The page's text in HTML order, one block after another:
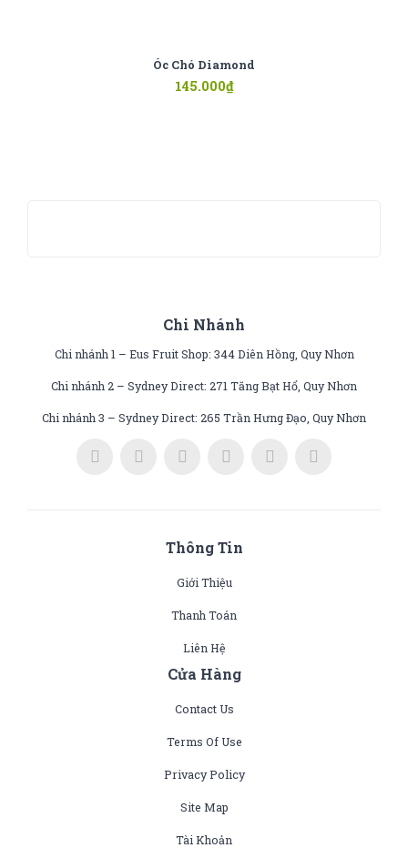
Óc Chó Diamond
145.000₫
Chi Nhánh
Chi nhánh 1 – Eus Fruit Shop: 344 Diên Hồng, Quy Nhơn
Chi nhánh 2 – Sydney Direct: 271 Tăng Bạt Hổ, Quy Nhơn
Chi nhánh 3 – Sydney Direct: 265 Trần Hưng Đạo, Quy Nhơn
Thông Tin
Giới Thiệu
Thanh Toán
Liên Hệ
Cửa Hàng
Contact Us
Terms Of Use
Privacy Policy
Site Map
Tài Khoản